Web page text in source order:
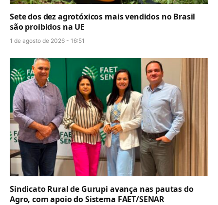
Sete dos dez agrotóxicos mais vendidos no Brasil
são proibidos na UE
1 de agosto de 2026 - 16:51
Sindicato Rural de Gurupi avança nas pautas do
Agro, com apoio do Sistema FAET/SENAR